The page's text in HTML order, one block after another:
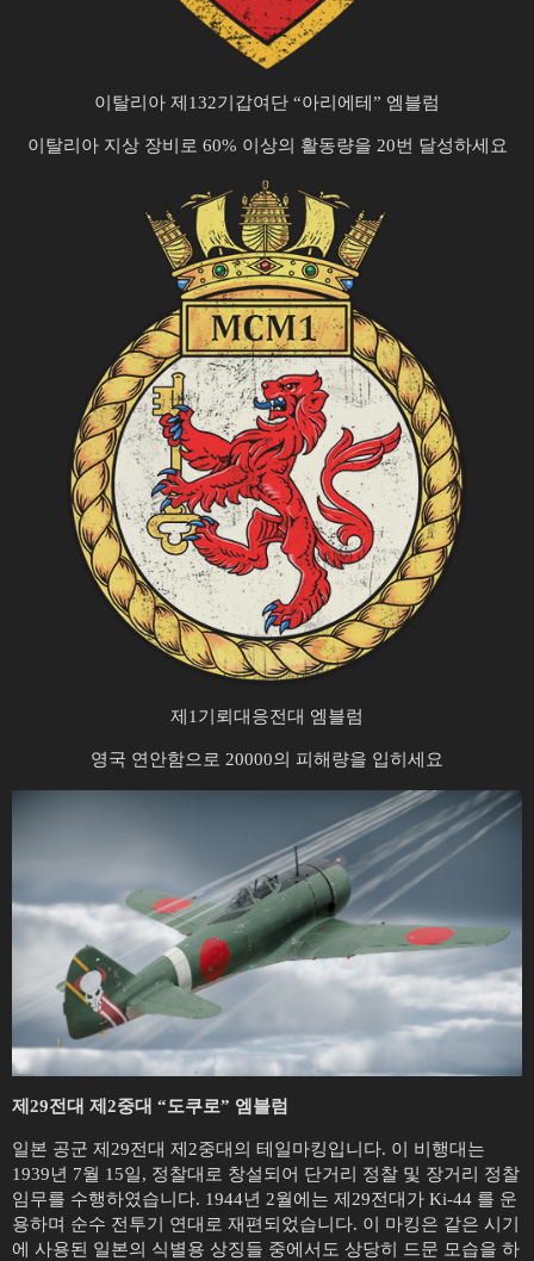
이탈리아 제132기갑여단 “아리에테” 엠블럼
이탈리아 지상 장비로 60% 이상의 활동량을 20번 달성하세요
제1기뢰대응전대 엠블럼
영국 연안함으로 20000의 피해량을 입히세요
제29전대 제2중대 “도쿠로” 엠블럼
일본 공군 제29전대 제2중대의 테일마킹입니다. 이 비행대는
1939년 7월 15일, 정찰대로 창설되어 단거리 정찰 및 장거리 정찰
임무를 수행하였습니다. 1944년 2월에는 제29전대가 Ki-44 를 운
용하며 순수 전투기 연대로 재편되었습니다. 이 마킹은 같은 시기
에 사용된 일본의 식별용 상징들 중에서도 상당히 드문 모습을 하